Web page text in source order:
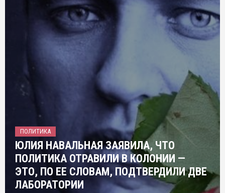
ПОЛИТИКА
ЮЛИЯ НАВАЛЬНАЯ ЗАЯВИЛА, ЧТО
ПОЛИТИКА ОТРАВИЛИ В КОЛОНИИ —
ЭТО, ПО ЕЕ СЛОВАМ, ПОДТВЕРДИЛИ ДВЕ
ЛАБОРАТОРИИ